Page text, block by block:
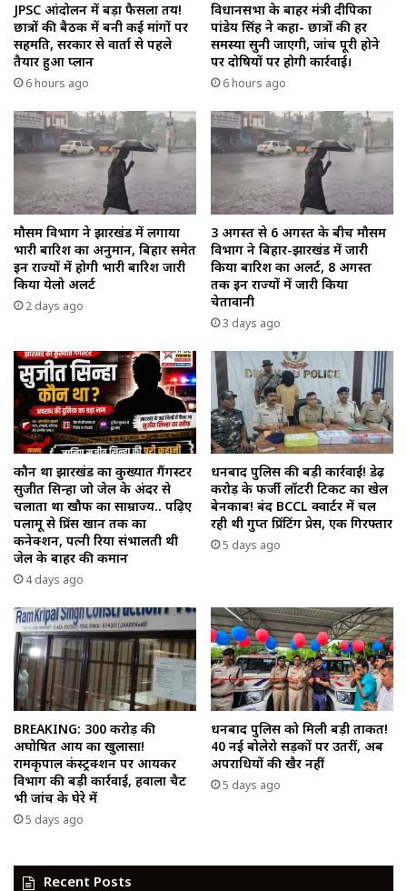
JPSC आंदोलन में बड़ा फैसला तय!
छात्रों की बैठक में बनी कई मांगों पर
सहमति, सरकार से वार्ता से पहले
तैयार हुआ प्लान
6 hours ago
विधानसभा के बाहर मंत्री दीपिका
पांडेय सिंह ने कहा- छात्रों की हर
समस्या सुनी जाएगी, जांच पूरी होने
पर दोषियों पर होगी कार्रवाई।
6 hours ago
मौसम विभाग ने झारखंड में लगाया
भारी बारिश का अनुमान, बिहार समेत
इन राज्यों में होगी भारी बारिश जारी
किया येलो अलर्ट
2 days ago
3 अगस्त से 6 अगस्त के बीच मौसम
विभाग ने बिहार-झारखंड में जारी
किया बारिश का अलर्ट, 8 अगस्त
तक इन राज्यों में जारी किया
चेतावानी
3 days ago
कौन था झारखंड का कुख्यात गैंगस्टर
सुजीत सिन्हा जो जेल के अंदर से
चलाता था खौफ का साम्राज्य.. पढ़िए
पलामू से प्रिंस खान तक का
कनेक्शन, पत्नी रिया संभालती थी
जेल के बाहर की कमान
4 days ago
धनबाद पुलिस की बड़ी कार्रवाई! डेढ़
करोड़ के फर्जी लॉटरी टिकट का खेल
बेनकाब! बंद BCCL क्वार्टर में चल
रही थी गुप्त प्रिंटिंग प्रेस, एक गिरफ्तार
5 days ago
BREAKING: 300 करोड़ की
अघोषित आय का खुलासा!
रामकृपाल कंस्ट्रक्शन पर आयकर
विभाग की बड़ी कार्रवाई, हवाला चैट
भी जांच के घेरे में
5 days ago
धनबाद पुलिस को मिली बड़ी ताकत!
40 नई बोलेरो सड़कों पर उतरीं, अब
अपराधियों की खैर नहीं
5 days ago
Recent Posts